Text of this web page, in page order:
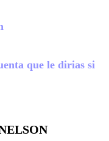
que le dirias si